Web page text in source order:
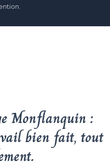
Monflanquin :
bien fait, tout